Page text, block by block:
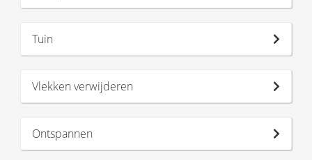
Tuin
Vlekken verwijderen
Ontspannen